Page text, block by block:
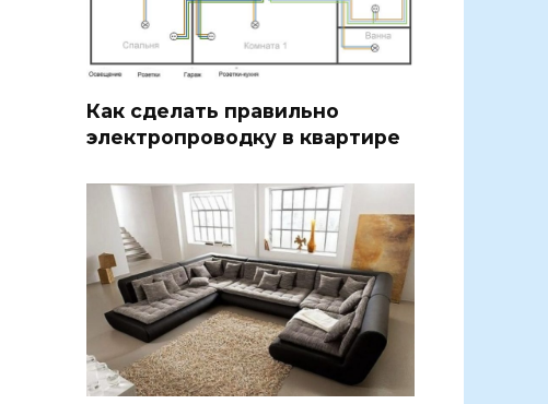
Как сделать правильно
электропроводку в квартире